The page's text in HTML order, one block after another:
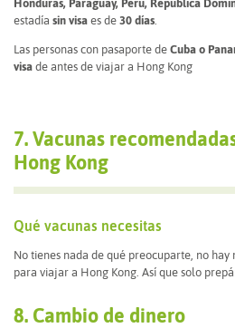
Honduras, Paraguay, Perú, República
estadía sin visa es de 30 días
Las personas con pasaporte de Cuba o
visa de antes de viajar a Hong Kong
7. Vacunas
Hong Kong
Qué vacunas necesitas
No tienes nada de qué preocuparte, no
para viajar a Hong Kong. Así que solo
8. Cambio de dinero